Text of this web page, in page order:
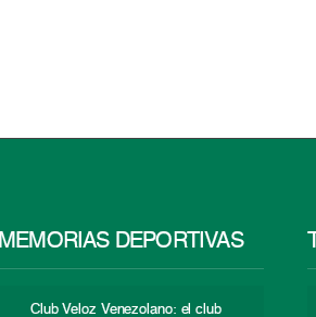
MEMORIAS DEPORTIVAS
Club Veloz Venezolano: el club